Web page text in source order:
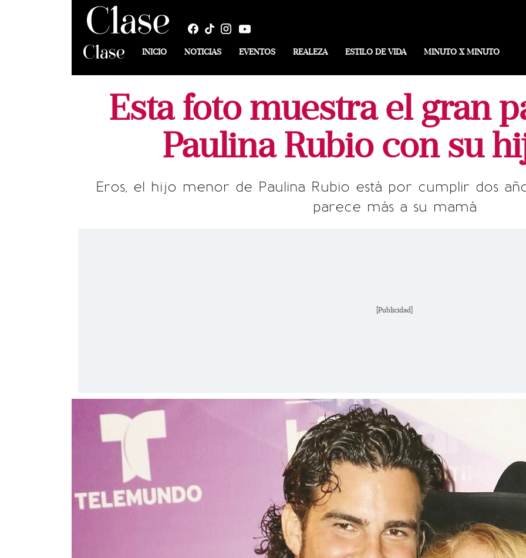
INICIO NOTICIAS EVENTOS REALEZA ESTILO DE VIDA MINUTO X MINUTO
Esta foto muestra el gran
Paulina Rubio con su
Eros, el hijo menor de Paulina Rubio está por cumplir dos
parece más a su mamá
[Publicidad]